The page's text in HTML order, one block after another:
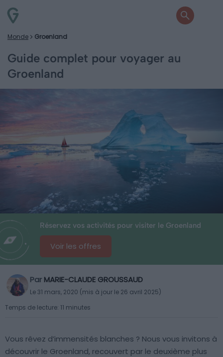
Monde Groenland
Guide complet pour voyager au
Groenland
Réservez vos activités pour visiter le Groenland
Voir les offres
Par MARIE-CLAUDE GROUSSAUD
Le 31 mars, 2020 (mis à jour le 26 avril 2025)
Temps de lecture: 11 minutes
Vous rêvez d’immensités blanches ? Nous vous invitons à
découvrir le Groenland, recouvert par le deuxième plus